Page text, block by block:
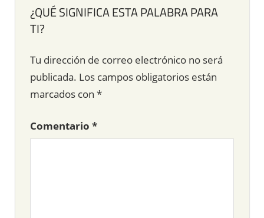
¿QUÉ SIGNIFICA ESTA PALABRA PARA
TI?
Tu dirección de correo electrónico no será
publicada. Los campos obligatorios están
marcados con *
Comentario *